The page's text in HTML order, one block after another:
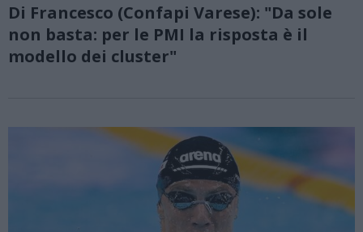
Di Francesco (Confapi Varese): "Da sole
non basta: per le PMI la risposta è il
modello dei cluster"